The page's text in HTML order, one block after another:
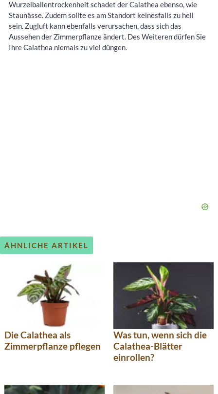
Wurzelballentrockenheit schadet der Calathea ebenso, wie
Staunässe. Zudem sollte es am Standort keinesfalls zu hell
sein. Zugluft kann ebenfalls verursachen, dass sich das
Aussehen der Zimmerpflanze ändert. Des Weiteren dürfen Sie
Ihre Calathea niemals zu viel düngen.
ÄHNLICHE ARTIKEL
Die Calathea als
Zimmerpflanze pflegen
Was tun, wenn sich die
Calathea-Blätter
einrollen?